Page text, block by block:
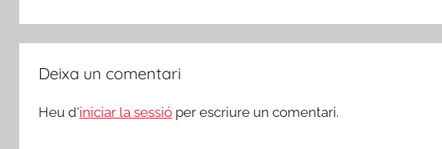
Deixa un comentari
Heu d'iniciar la sessió per escriure un comentari.